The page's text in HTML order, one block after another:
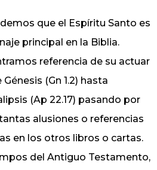
que el Espíritu Santo es
principal en la Biblia.
referencia de su actuar
Génesis (Gn 1.2) hasta
(Ap 22.17) pasando por
alusiones o referencias
en los otros libros o cartas.
del Antiguo Testamento,